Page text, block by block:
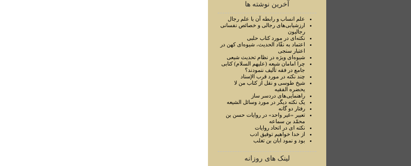
آخرین نوشته ها
علم انساب و رابطه آن با علم رجال
ارزشيابی‌های رجالی و خصائص نفسانی
رجاليون
نکته‌ای در مورد کتاب حلبی
اعتماد به نقّاد الحديث، شيوه‌ای کهن در
اعتبار سنجی
شيوه‌ای ويژه در نظام تحديث شيعی
چرا امامان شيعه (عليهم السلام) کتابی
جامع در فقه تأليف ننمودند؟
چند نکته در مورد قرب الإسناد
شيخ طوسی و نقل از کتاب من لا
يحضره الفقيه
راهنمايی‌های دردسر ساز
يک نکته ديگر در مورد وسائل الشيعه
رفتار دو گانه
تعبير «غير واحد» در روايات حسن بن
محمّد بن سماعه
نکته ای در اتحاد روايات
از خدا خواهيم توفيق ادب
بود و نمود ابان بن تغلب
لینک های روزانه